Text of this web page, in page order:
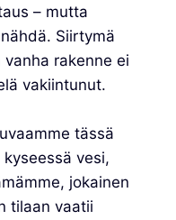
– mutta
Siirtymä
rakenne ei
vakiintunut.
tässä
vesi,
jokainen
tilaan vaatii